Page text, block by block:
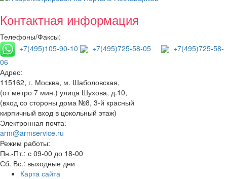
Контактная информация
Телефоны/Факсы:
+7(495)105-90-10
+7(495)725-58-05
+7(495)725-58-
06
Адрес:
115162, г. Москва, м. Шаболовская,
(от метро 7 мин.) улица Шухова, д.10,
(вход со стороны дома №8, 3-й красный
кирпичный вход в цокольный этаж)
Электронная почта:
arm@armservice.ru
Режим работы:
Пн.-Пт.: с 09-00 до 18-00
Сб. Вс.: выходные дни
Карта сайта